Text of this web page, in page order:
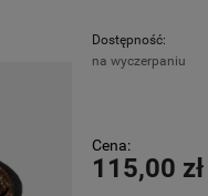
Dostępność:
na wyczerpaniu
Cena:
115,00 zł